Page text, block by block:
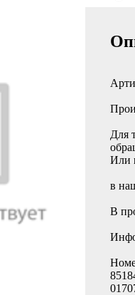
Для
Или
в
В